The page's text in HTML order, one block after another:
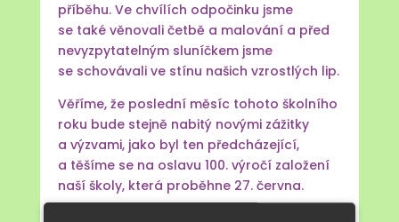
příběhu. Ve chvílích odpočinku jsme
se také věnovali četbě a malování a před
nevyzpytatelným sluníčkem jsme
se schovávali ve stínu našich vzrostlých lip.
Věříme, že poslední měsíc tohoto školního
roku bude stejně nabitý novými zážitky
a výzvami, jako byl ten předcházející,
a těšíme se na oslavu 100. výročí založení
naší školy, která proběhne 27. června.